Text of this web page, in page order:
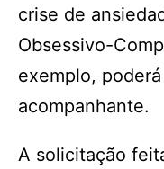
crise de
Obsessivo-
exemplo,
acompanhante.
A solicitação